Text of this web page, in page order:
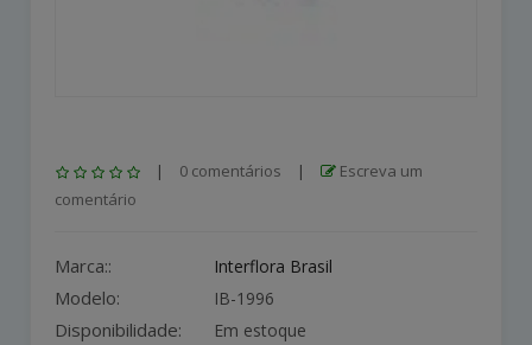
| 0 comentários |
Escreva um
comentário
Marca:: Interflora Brasil
Modelo: IB-1996
Disponibilidade: Em estoque